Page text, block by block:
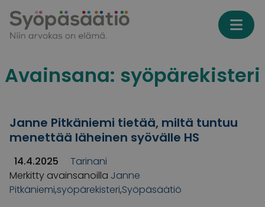
Avainsana: syöpärekisteri
Janne Pitkäniemi tietää, miltä tuntuu
menettää läheinen syövälle HS
14.4.2025
Tarinani
Merkitty avainsanoilla Janne
Pitkäniemi,syöpärekisteri,Syöpäsäätiö